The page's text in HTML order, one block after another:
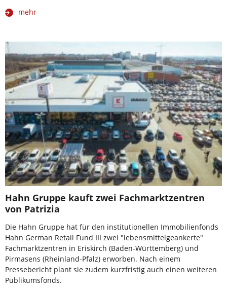
mehr
Hahn Gruppe kauft zwei Fachmarktzentren
von Patrizia
Die Hahn Gruppe hat für den institutionellen Immobilienfonds
Hahn German Retail Fund III zwei "lebensmittelgeankerte"
Fachmarktzentren in Eriskirch (Baden-Württemberg) und
Pirmasens (Rheinland-Pfalz) erworben. Nach einem
Pressebericht plant sie zudem kurzfristig auch einen weiteren
Publikumsfonds.